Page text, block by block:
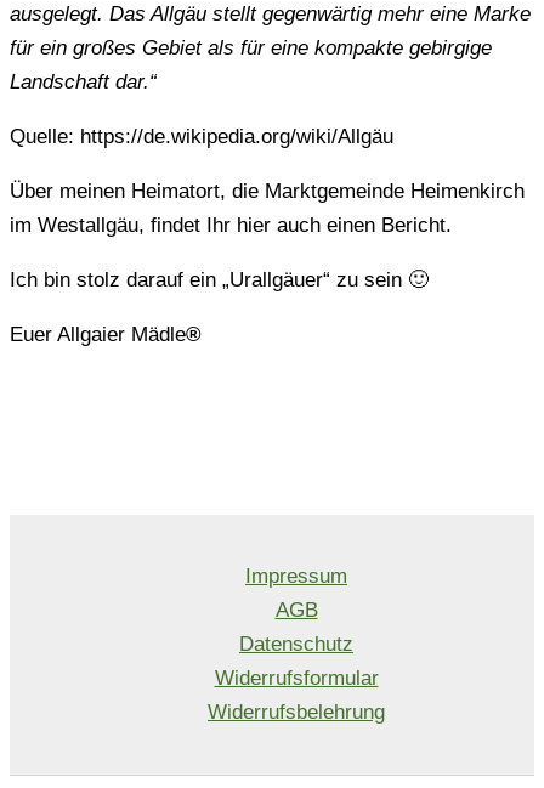
ausgelegt. Das Allgäu stellt gegenwärtig mehr eine Marke
für ein großes Gebiet als für eine kompakte gebirgige
Landschaft dar.“
Quelle: https://de.wikipedia.org/wiki/Allgäu
Über meinen Heimatort, die Marktgemeinde Heimenkirch
im Westallgäu, findet Ihr hier auch einen Bericht.
Ich bin stolz darauf ein „Urallgäuer“ zu sein 🙂
Euer Allgaier Mädle®
Impressum
AGB
Datenschutz
Widerrufsformular
Widerrufsbelehrung